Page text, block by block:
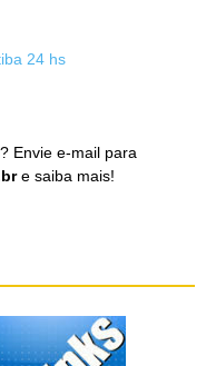
24 hs
Envie e-mail para
e saiba mais!